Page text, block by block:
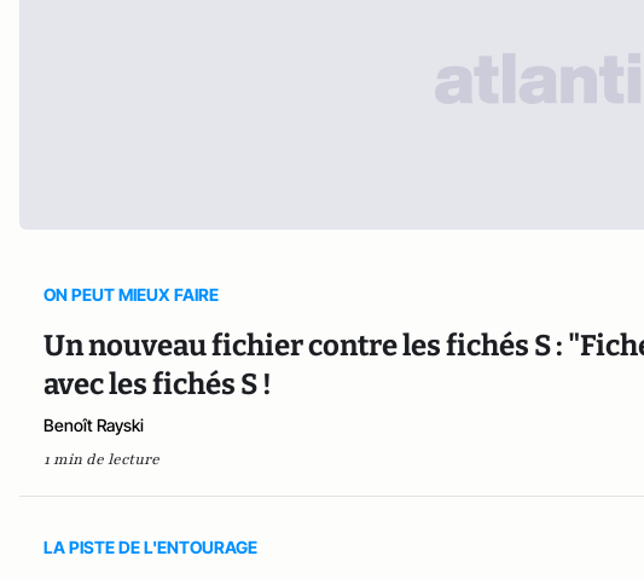
ON PEUT MIEUX FAIRE
Un nouveau fichier contre les fichés S :
avec les fichés S !
Benoît Rayski
1 min de lecture
LA PISTE DE L'ENTOURAGE